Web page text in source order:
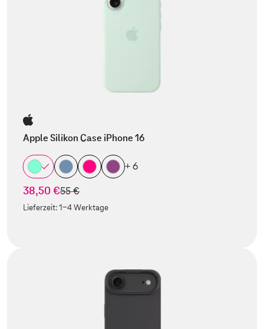
Apple Silikon Case iPhone 16
+ 6
38,50 €statt
55 €
Lieferzeit:1-4 Werktage